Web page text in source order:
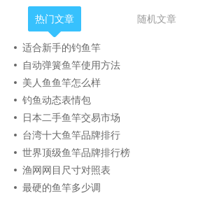
热门文章 随机文章
适合新手的钓鱼竿
自动弹簧鱼竿使用方法
美人鱼鱼竿怎么样
钓鱼动态表情包
日本二手鱼竿交易市场
台湾十大鱼竿品牌排行
世界顶级鱼竿品牌排行榜
渔网网目尺寸对照表
最硬的鱼竿多少调